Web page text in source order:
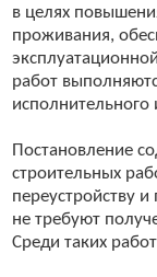
в целях
проживания,
работ
исполнительного
Постановление
строительных
переустройству
не требуют
Среди таких